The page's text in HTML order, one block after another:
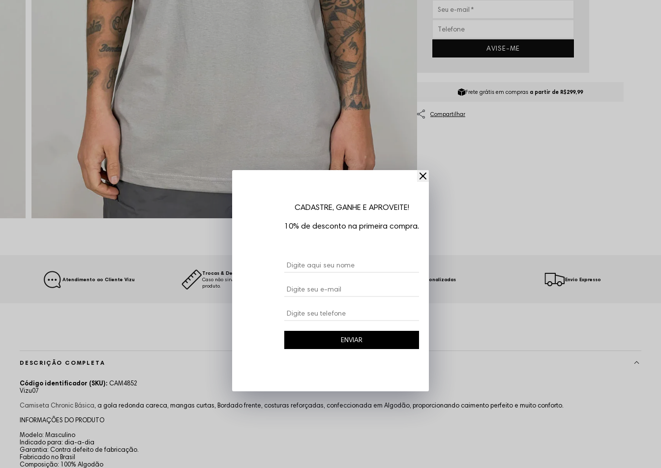
AVISE-ME
Frete grátis em compras a partir de R$299,99
Atendimento ao Cliente Vizu
Trocas & Devoluções Facilitadas
Caso não sirva, podemos realizar a troca do
produto.
Embalagens Personalizadas Envio Expresso
DESCRIÇÃO COMPLETA
Código identificador (SKU): CAM4852
Vizu07
Camiseta Chronic Básica, a gola redonda careca, mangas curtas, Bordado frente, costuras reforçadas, confeccionada em Algodão, proporcionando caimento perfeito e muito conforto.
INFORMAÇÕES DO PRODUTO
Modelo: Masculino
Indicado para: dia-a-dia
Garantia: Contra defeito de fabricação.
Fabricado no Brasil
Composição: 100% Algodão
CADASTRE, GANHE E APROVEITE!
10% de desconto na primeira compra.
ENVIAR